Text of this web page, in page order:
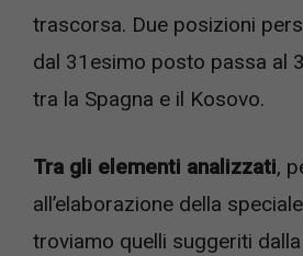
trascorsa. Due posizioni
dal 31esimo posto passa al
tra la Spagna e il Kosovo.
Tra gli elementi analizzati,
all’elaborazione della
troviamo quelli suggeriti